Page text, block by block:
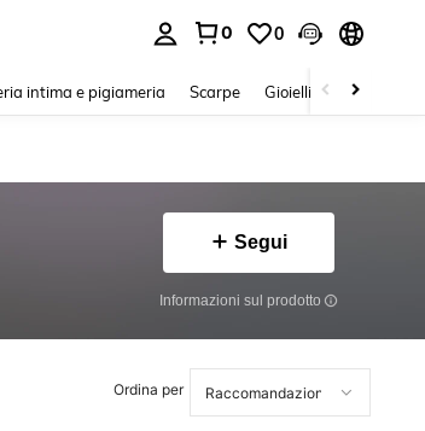
0 0
intima e pigiameria Scarpe Gioielli E Accessori
Segui
Informazioni sul prodotto
Ordina per